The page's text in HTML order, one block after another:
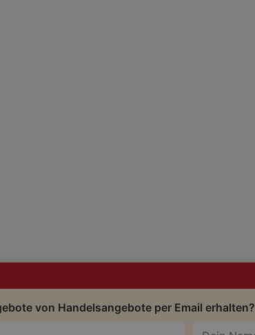
von Handelsangebote per Email erhalten?